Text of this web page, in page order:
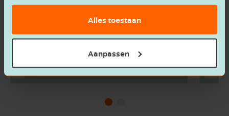
Alles toestaan
Aanpassen
meldingsplicht bij de
Belastingdienst!